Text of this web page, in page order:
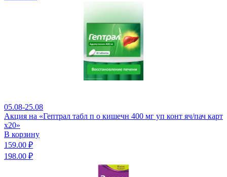
05.08-25.08
Акция на «Гептрал табл п о кишечн 400 мг уп конт яч/пач карт
x20»
В корзину
159.00 ₽
198.00 ₽